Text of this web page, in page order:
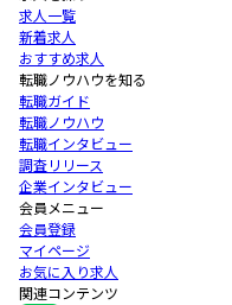
求人一覧
新着求人
おすすめ求人
転職ノウハウを知る
転職ガイド
転職ノウハウ
転職インタビュー
調査リリース
企業インタビュー
会員メニュー
会員登録
マイページ
お気に入り求人
関連コンテンツ